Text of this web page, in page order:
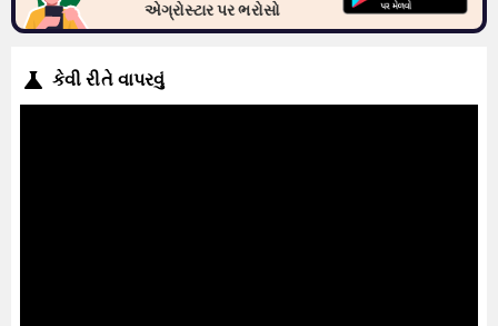
એગ્રોસ્ટાર પર ભરોસો
કેવી રીતે વાપરવું